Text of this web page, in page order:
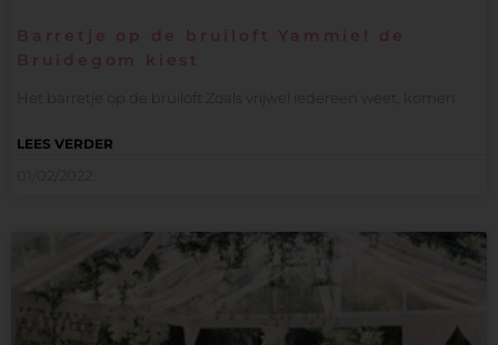
Barretje op de bruiloft Yammie! de
Bruidegom kiest
Het barretje op de bruiloft Zoals vrijwel iedereen weet, komen
LEES VERDER